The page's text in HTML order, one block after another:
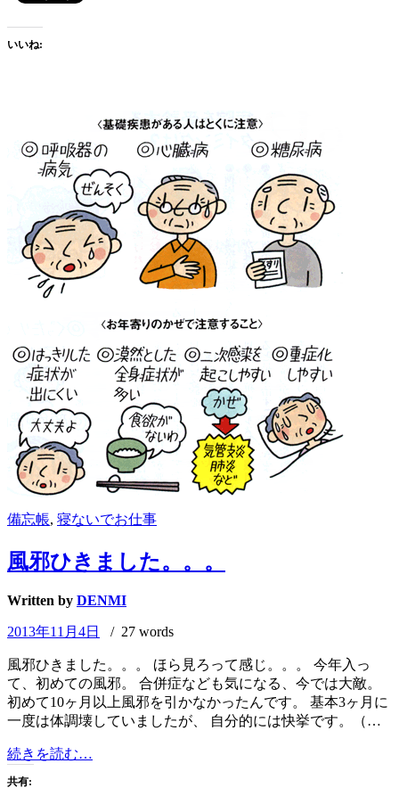
た
いいね:
備忘帳, 寝ないでお仕事
風邪ひきました。。。
Written by DENMI
2013年11月4日 / 27 words
風邪ひきました。。。 ほら見ろって感じ。。。 今年入っ
て、初めての風邪。 合併症なども気になる、今では大敵。
初めて10ヶ月以上風邪を引かなかったんです。 基本3ヶ月に
一度は体調壊していましたが、 自分的には快挙です。（…
続きを読む…
共有: